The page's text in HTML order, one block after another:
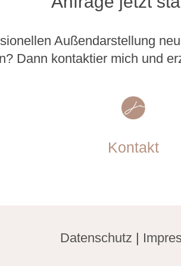
Außendarstellung
Dann kontaktier mich und
Kontakt
Datenschutz |